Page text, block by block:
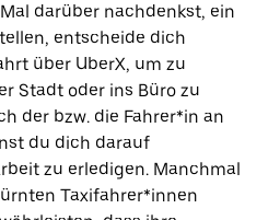
darüber nachdenkst, ein
entscheide dich
über UberX, um zu
Stadt oder ins Büro zu
der bzw. die Fahrer*in an
du dich darauf
zu erledigen. Manchmal
Taxifahrer*innen